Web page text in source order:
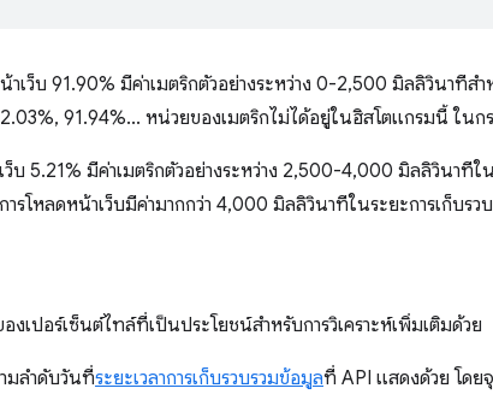
เว็บ 91.90% มีค่าเมตริกตัวอย่างระหว่าง 0-2,500 มิลลิวินาทีสําห
91.94%... หน่วยของเมตริกไม่ได้อยู่ในฮิสโตแกรมนี้ ในก
บ 5.21% มีค่าเมตริกตัวอย่างระหว่าง 2,500-4,000 มิลลิวินาทีใน
รโหลดหน้าเว็บมีค่ามากกว่า 4,000 มิลลิวินาทีในระยะการเก็บรว
งเปอร์เซ็นต์ไทล์ที่เป็นประโยชน์สําหรับการวิเคราะห์เพิ่มเติมด้วย
มลําดับวันที่ระยะเวลาการเก็บรวบรวมข้อมูลที่ API แสดงด้วย โดยจุ